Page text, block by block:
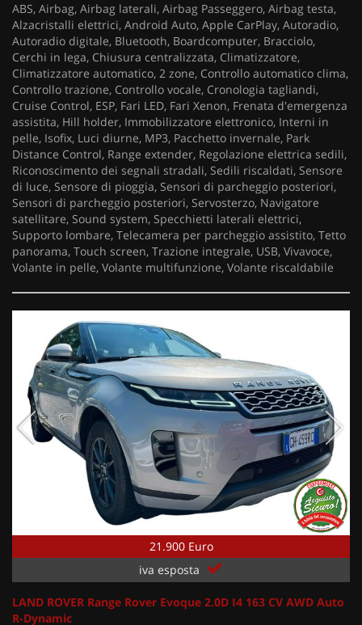
ABS, Airbag, Airbag laterali, Airbag Passeggero, Airbag testa,
Alzacristalli elettrici, Android Auto, Apple CarPlay, Autoradio,
Autoradio digitale, Bluetooth, Boardcomputer, Bracciolo,
Cerchi in lega, Chiusura centralizzata, Climatizzatore,
Climatizzatore automatico, 2 zone, Controllo automatico clima,
Controllo trazione, Controllo vocale, Cronologia tagliandi,
Cruise Control, ESP, Fari LED, Fari Xenon, Frenata d'emergenza
assistita, Hill holder, Immobilizzatore elettronico, Interni in
pelle, Isofix, Luci diurne, MP3, Pacchetto invernale, Park
Distance Control, Range extender, Regolazione elettrica sedili,
Riconoscimento dei segnali stradali, Sedili riscaldati, Sensore
di luce, Sensore di pioggia, Sensori di parcheggio posteriori,
Sensori di parcheggio posteriori, Servosterzo, Navigatore
satellitare, Sound system, Specchietti laterali elettrici,
Supporto lombare, Telecamera per parcheggio assistito, Tetto
panorama, Touch screen, Trazione integrale, USB, Vivavoce,
Volante in pelle, Volante multifunzione, Volante riscaldabile
21.900 Euro
iva esposta
LAND ROVER Range Rover Evoque 2.0D I4 163 CV AWD Auto
R-Dynamic